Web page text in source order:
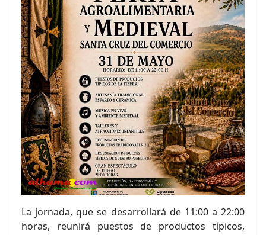
La jornada, que se desarrollará de 11:00 a 22:00
horas, reunirá puestos de productos típicos,